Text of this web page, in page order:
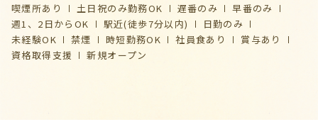
喫煙所あり
土日祝のみ勤務OK 遅番のみ
早番のみ
週1、2日からOK
駅近(徒歩7分以内)
日勤のみ
未経験OK
禁煙 時短勤務OK 社員食あり
賞与あり
資格取得支援
新規オープン